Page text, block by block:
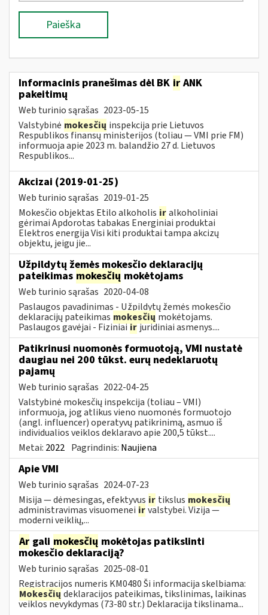
Paieška
Informacinis pranešimas dėl BK ir ANK
pakeitimų
Web turinio sąrašas 2023-05-15
Valstybinė mokesčių inspekcija prie Lietuvos
Respublikos finansų ministerijos (toliau — VMI prie FM)
informuoja apie 2023 m. balandžio 27 d. Lietuvos
Respublikos...
Akcizai (2019-01-25)
Web turinio sąrašas 2019-01-25
Mokesčio objektas Etilo alkoholis iralkoholiniai
gėrimai Apdorotas tabakas Energiniai produktai
Elektros energija Visi kiti produktai tampa akcizų
objektu, jeigu jie...
Užpildytų žemės mokesčio deklaracijų
pateikimas mokesčių mokėtojams
Web turinio sąrašas 2020-04-08
Paslaugos pavadinimas - Užpildytų žemės mokesčio
deklaracijų pateikimas mokesčių mokėtojams.
Paslaugos gavėjai - Fiziniaiirjuridiniai asmenys....
Patikrinusi nuomonės formuotoją, VMI nustatė
daugiau nei 200 tūkst. eurų nedeklaruotų
pajamų
Web turinio sąrašas 2022-04-25
Valstybinė mokesčių inspekcija (toliau – VMI)
informuoja, jog atlikus vieno nuomonės formuotojo
(angl. influencer) operatyvų patikrinimą, asmuo iš
individualios veiklos deklaravo apie 200,5 tūkst....
Metai: 2022 Pagrindinis: Naujiena
Apie VMI
Web turinio sąrašas 2024-07-23
Misija — dėmesingas, efektyvus ir tikslus mokesčių
administravimas visuomenei irvalstybei. Vizija —
moderni veiklių,...
Ar gali mokesčių mokėtojas patikslinti
mokesčio deklaraciją?
Web turinio sąrašas 2025-08-01
Registracijos numeris KM0480 Ši informacija skelbiama:
Mokesčių deklaracijos pateikimas, tikslinimas, laikinas
veiklos nevykdymas (73-80 str.) Deklaracija tikslinama...